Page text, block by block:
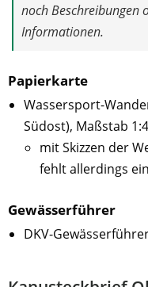
noch Beschreibungen
Informationen.
Papierkarte
Wassersport-
Südost), Maßstab
mit Skizzen der
fehlt allerdings
Gewässerführer
DKV-